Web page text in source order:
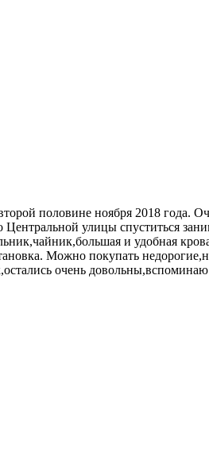
половине ноября 2018 года.
улицы спуститься
и удобная
Можно покупать
очень